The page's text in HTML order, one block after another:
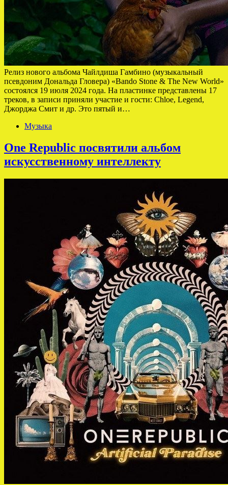
Релиз нового альбома Чайлдиша Гамбино (музыкальный
псевдоним Дональда Гловера) «Bando Stone & The New World»
состоялся 19 июля 2024 года. На пластинке представлены 17
треков, в записи приняли участие и гости: Chloe, Legend,
Джорджа Смит и др. Это пятый и…
Музыка
One Republic посвятили альбом
искусственному интеллекту